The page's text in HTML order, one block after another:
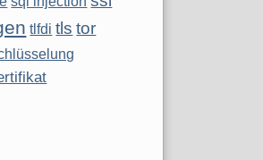
tlfdi tls tor